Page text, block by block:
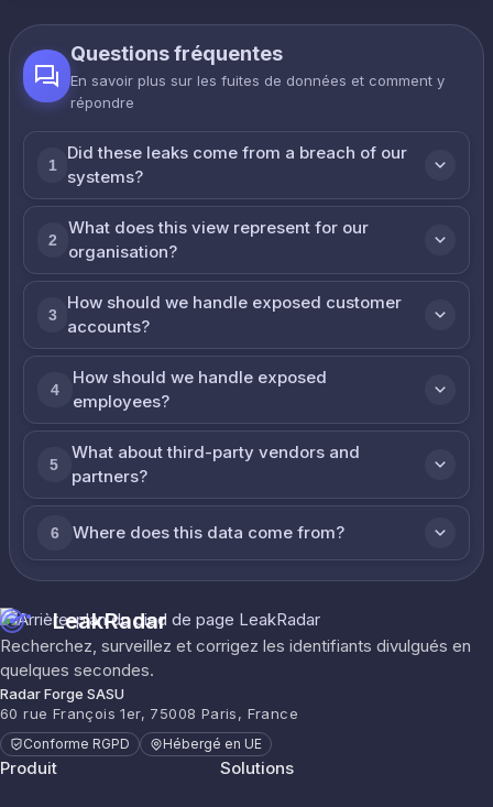
Questions fréquentes
En savoir plus sur les fuites de données et comment y
répondre
1
Did these leaks come from a breach of our
systems?
2
What does this view represent for our
organisation?
3
How should we handle exposed customer
accounts?
4
How should we handle exposed
employees?
5
What about third-party vendors and
partners?
6 Where does this data come from?
LeakRadar
Recherchez, surveillez et corrigez les identifiants divulgués en
quelques secondes.
Radar Forge SASU
60 rue François 1er, 75008 Paris, France
Conforme RGPD Hébergé en UE
Produit Solutions